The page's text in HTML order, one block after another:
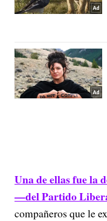
Una de ellas fue la
—del Partido
compañeros que le